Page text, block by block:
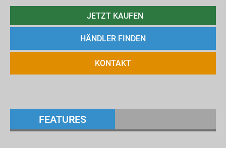
JETZT KAUFEN
HÄNDLER FINDEN
KONTAKT
FEATURES